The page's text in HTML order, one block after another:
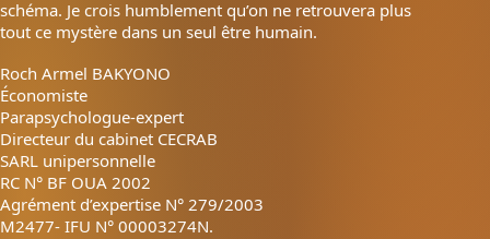
schéma. Je crois humblement qu’on ne retrouvera plus
tout ce mystère dans un seul être humain.
Roch Armel BAKYONO
Économiste
Parapsychologue-expert
Directeur du cabinet CECRAB
SARL unipersonnelle
RC N° BF OUA 2002
Agrément d’expertise N° 279/2003
M2477- IFU N° 00003274N.